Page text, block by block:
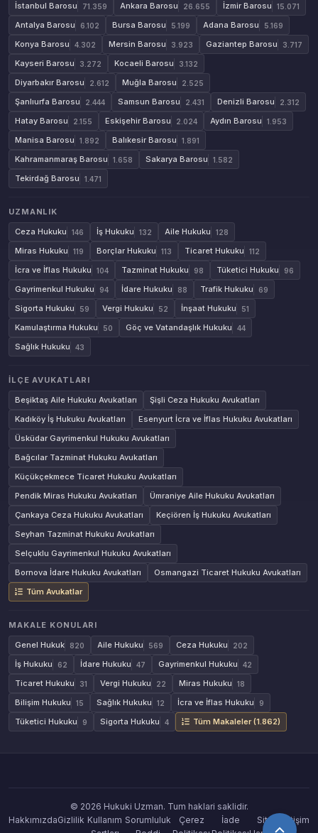
İstanbul Barosu
71.359 Ankara Barosu 26.655 İzmir Barosu 15.071
Antalya Barosu 6.102 Bursa Barosu 5.199 Adana Barosu 5.169
Konya Barosu 4.302 Mersin Barosu 3.923 Gaziantep Barosu 3.717
Kayseri Barosu 3.272 Kocaeli Barosu 3.132
Diyarbakır Barosu 2.612 Muğla Barosu 2.525
Şanlıurfa Barosu 2.444 Samsun Barosu 2.431 Denizli Barosu 2.312
Hatay Barosu 2.155 Eskişehir Barosu 2.024 Aydın Barosu 1.953
Manisa Barosu 1.892 Balıkesir Barosu 1.891
Kahramanmaraş Barosu 1.658 Sakarya Barosu 1.582
Tekirdağ Barosu 1.471
UZMANLIK
Ceza Hukuku
146 İş Hukuku 132 Aile Hukuku 128
Miras Hukuku 119 Borçlar Hukuku 113 Ticaret Hukuku 112
İcra ve İflas Hukuku 104 Tazminat Hukuku 98 Tüketici Hukuku 96
Gayrimenkul Hukuku 94 İdare Hukuku 88 Trafik Hukuku 69
Sigorta Hukuku 59 Vergi Hukuku 52 İnşaat Hukuku 51
Kamulaştırma Hukuku 50 Göç ve Vatandaşlık Hukuku 44
Sağlık Hukuku 43
İLÇE AVUKATLARI
Beşiktaş Aile Hukuku Avukatları
Şişli Ceza Hukuku Avukatları
Kadıköy İş Hukuku Avukatları
Esenyurt İcra ve İflas Hukuku Avukatları
Üsküdar Gayrimenkul Hukuku Avukatları
Bağcılar Tazminat Hukuku Avukatları
Küçükçekmece Ticaret Hukuku Avukatları
Pendik Miras Hukuku Avukatları
Ümraniye Aile Hukuku Avukatları
Çankaya Ceza Hukuku Avukatları
Keçiören İş Hukuku Avukatları
Seyhan Tazminat Hukuku Avukatları
Selçuklu Gayrimenkul Hukuku Avukatları
Bornova İdare Hukuku Avukatları
Osmangazi Ticaret Hukuku Avukatları
Tüm Avukatlar
MAKALE KONULARI
Genel Hukuk
820 Aile Hukuku 569 Ceza Hukuku 202
İş Hukuku 62 İdare Hukuku 47 Gayrimenkul Hukuku 42
Ticaret Hukuku 31 Vergi Hukuku 22 Miras Hukuku 18
Bilişim Hukuku 15 Sağlık Hukuku 12 İcra ve İflas Hukuku 9
Tüketici Hukuku 9 Sigorta Hukuku 4 Tüm Makaleler (1.862)
© 2026 Hukuki Uzman. Tum haklari saklidir.
HakkımızdaGizlilik Kullanım Sorumluluk
Çerez
İade
Site
İletişim